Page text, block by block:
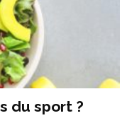
du sport ?